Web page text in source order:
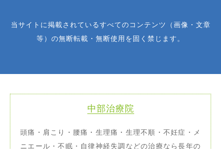
当サイトに掲載されているすべてのコンテンツ（画像・文章
等）の無断転載・無断使用を固く禁じます。
中部治療院
頭痛・肩こり・腰痛・生理痛・生理不順・不妊症・メ
ニエール・不眠・自律神経失調などの治療なら長年の